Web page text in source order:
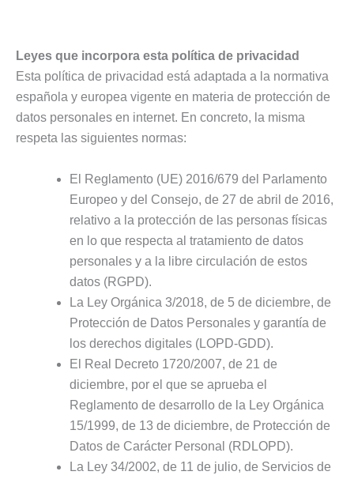
Leyes que incorpora esta política de privacidad
Esta política de privacidad está adaptada a la normativa
española y europea vigente en materia de protección de
datos personales en internet. En concreto, la misma
respeta las siguientes normas:
El Reglamento (UE) 2016/679 del Parlamento
Europeo y del Consejo, de 27 de abril de 2016,
relativo a la protección de las personas físicas
en lo que respecta al tratamiento de datos
personales y a la libre circulación de estos
datos (RGPD).
La Ley Orgánica 3/2018, de 5 de diciembre, de
Protección de Datos Personales y garantía de
los derechos digitales (LOPD-GDD).
El Real Decreto 1720/2007, de 21 de
diciembre, por el que se aprueba el
Reglamento de desarrollo de la Ley Orgánica
15/1999, de 13 de diciembre, de Protección de
Datos de Carácter Personal (RDLOPD).
La Ley 34/2002, de 11 de julio, de Servicios de